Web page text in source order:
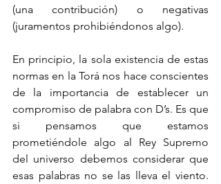
(una contribución) o negativas
(juramentos prohibiéndonos algo).
En principio, la sola existencia de estas
normas en la Torá nos hace conscientes
de la importancia de establecer un
compromiso de palabra con D’s. Es que
si pensamos que estamos
prometiéndole algo al Rey Supremo
del universo debemos considerar que
esas palabras no se las lleva el viento.